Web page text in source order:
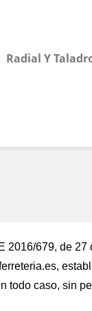
Radial Y
2016/679, de 27
,
todo caso, sin